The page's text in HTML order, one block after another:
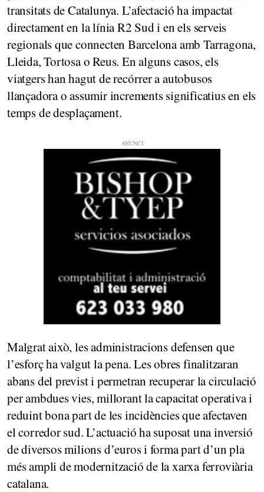
transitats de Catalunya. L’afectació ha impactat
directament en la línia R2 Sud i en els serveis
regionals que connecten Barcelona amb Tarragona,
Lleida, Tortosa o Reus. En alguns casos, els
viatgers han hagut de recórrer a autobusos
llançadora o assumir increments significatius en els
temps de desplaçament.
Malgrat això, les administracions defensen que
l’esforç ha valgut la pena. Les obres finalitzaran
abans del previst i permetran recuperar la circulació
per ambdues vies, millorant la capacitat operativa i
reduint bona part de les incidències que afectaven
el corredor sud. L’actuació ha suposat una inversió
de diversos milions d’euros i forma part d’un pla
més ampli de modernització de la xarxa ferroviària
catalana.